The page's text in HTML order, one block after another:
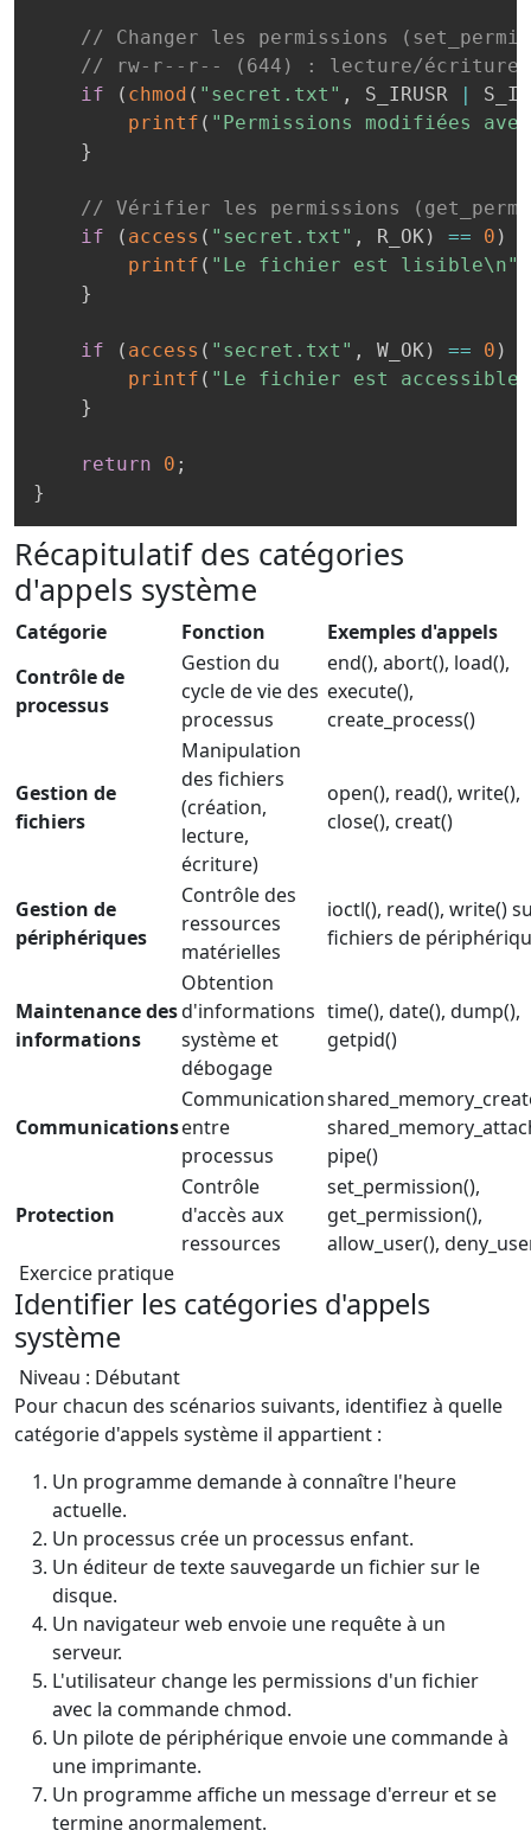
// Changer les permissions
// rw-r--r-- (644) : lecture/écriture
if
( chmod ( "secret.txt" , S_IRUSR |
printf ( "Permissions modifiées
}
// Vérifier les permissions
if
( access ( "secret.txt" , R_OK) == 0 )
printf ( "Le fichier est lisible\n"
}
if ( access ( "secret.txt" , W_OK) == 0 )
printf ( "Le fichier est accessible
}
return 0 ;
}
Récapitulatif des catégories
d'appels système
Catégorie Fonction
Exemples d'appels
Contrôle de
processus
Gestion du
cycle de vie des
processus
end(), abort(), load(),
execute(),
create_process()
Gestion de
fichiers
Manipulation
des fichiers
(création,
lecture,
écriture)
open(), read(), write(),
close(), creat()
Gestion de
périphériques
Contrôle des
ressources
matérielles
ioctl(), read(), write()
fichiers de
Maintenance des
informations
Obtention
d'informations
système et
débogage
time(), date(), dump(),
getpid()
Communications
Communication
entre
processus
pipe()
Protection
Contrôle
d'accès aux
ressources
set_permission(),
get_permission(),
allow_user(),
Exercice pratique
Identifier les catégories d'appels
système
Niveau : Débutant
Pour chacun des scénarios suivants, identifiez à quelle
catégorie d'appels système il appartient :
Un programme demande à connaître l'heure
actuelle.
Un processus crée un processus enfant.
Un éditeur de texte sauvegarde un fichier sur le
disque.
Un navigateur web envoie une requête à un
serveur.
L'utilisateur change les permissions d'un fichier
avec la commande chmod.
Un pilote de périphérique envoie une commande à
une imprimante.
Un programme affiche un message d'erreur et se
termine anormalement.